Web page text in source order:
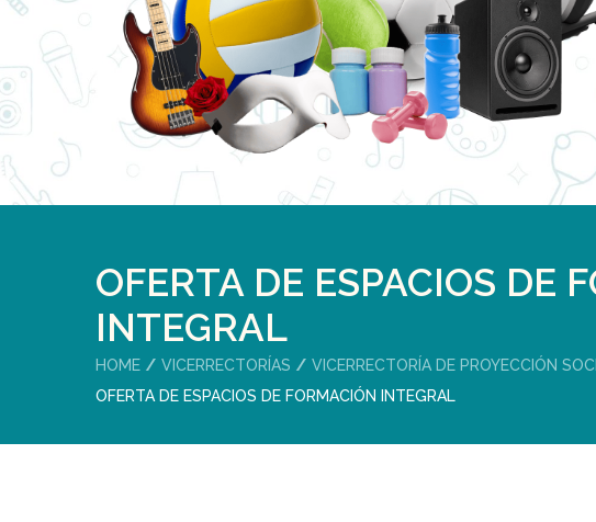
OFERTA DE ESPACIOS DE
INTEGRAL
HOME VICERRECTORÍAS
VICERRECTORÍA DE PROYECCIÓN
OFERTA DE ESPACIOS DE FORMACIÓN INTEGRAL